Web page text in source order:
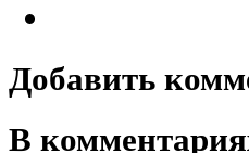
Добавить
В